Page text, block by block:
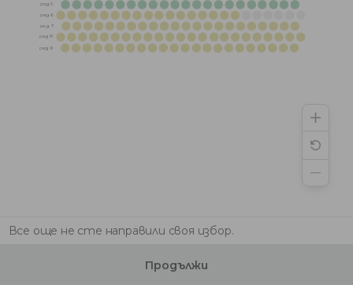
ред 9
ред 8
ред 7
ред 6
ред 5
Все още не сте направили своя избор.
Продължи